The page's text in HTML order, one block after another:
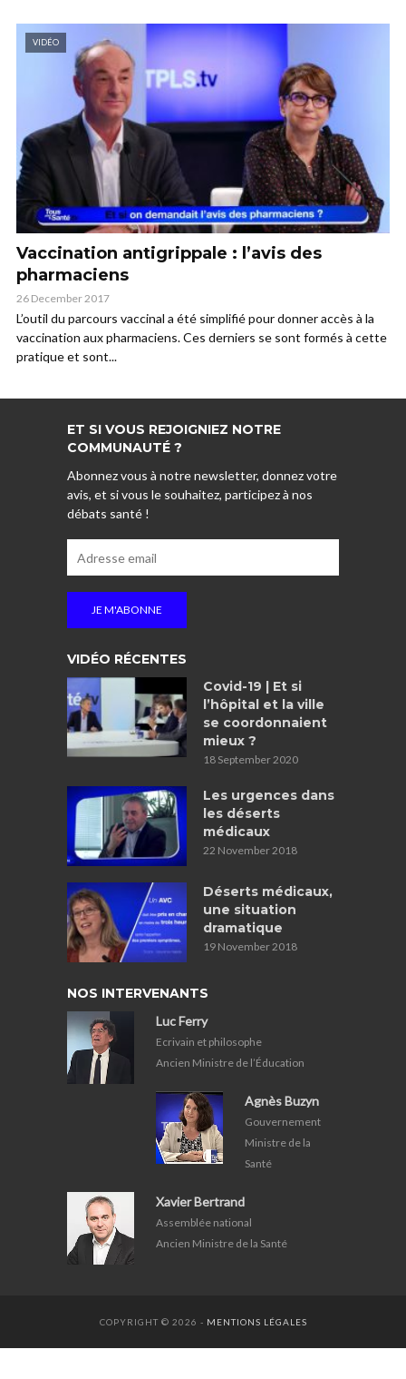
VIDÉO
Vaccination antigrippale : l’avis des
pharmaciens
26 December 2017
L’outil du parcours vaccinal a été simplifié pour donner accès à la
vaccination aux pharmaciens. Ces derniers se sont formés à cette
pratique et sont...
ET SI VOUS REJOIGNIEZ NOTRE
COMMUNAUTÉ ?
Abonnez vous à notre newsletter, donnez votre
avis, et si vous le souhaitez, participez à nos
débats santé !
VIDÉO RÉCENTES
Covid-19 | Et si
l’hôpital et la ville
se coordonnaient
mieux ?
18 September 2020
Les urgences dans
les déserts
médicaux
22 November 2018
Déserts médicaux,
une situation
dramatique
19 November 2018
NOS INTERVENANTS
Luc Ferry
Ecrivain et philosophe
Ancien Ministre de l’Éducation
Agnès Buzyn
Gouvernement
Ministre de la
Santé
Xavier Bertrand
Assemblée national
Ancien Ministre de la Santé
COPYRIGHT © 2026 - MENTIONS LÉGALES